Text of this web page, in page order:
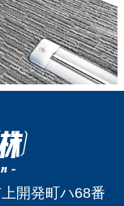
開発町ハ68番